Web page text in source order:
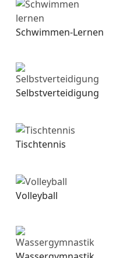
Schwimmen-Lernen
Selbstverteidigung
Tischtennis
Volleyball